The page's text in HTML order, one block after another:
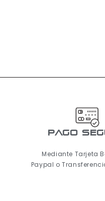
pago
Mediante Tarjeta
Paypal o